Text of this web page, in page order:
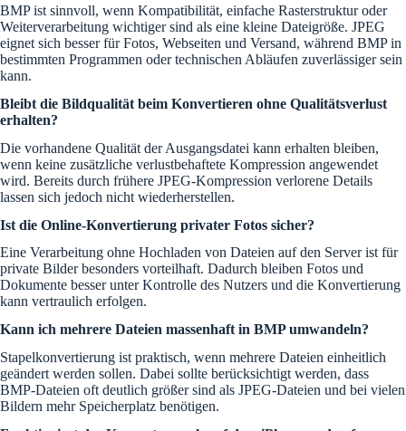
BMP ist sinnvoll, wenn Kompatibilität, einfache Rasterstruktur oder
Weiterverarbeitung wichtiger sind als eine kleine Dateigröße. JPEG
eignet sich besser für Fotos, Webseiten und Versand, während BMP in
bestimmten Programmen oder technischen Abläufen zuverlässiger sein
kann.
Bleibt die Bildqualität beim Konvertieren ohne Qualitätsverlust
erhalten?
Die vorhandene Qualität der Ausgangsdatei kann erhalten bleiben,
wenn keine zusätzliche verlustbehaftete Kompression angewendet
wird. Bereits durch frühere JPEG-Kompression verlorene Details
lassen sich jedoch nicht wiederherstellen.
Ist die Online-Konvertierung privater Fotos sicher?
Eine Verarbeitung ohne Hochladen von Dateien auf den Server ist für
private Bilder besonders vorteilhaft. Dadurch bleiben Fotos und
Dokumente besser unter Kontrolle des Nutzers und die Konvertierung
kann vertraulich erfolgen.
Kann ich mehrere Dateien massenhaft in BMP umwandeln?
Stapelkonvertierung ist praktisch, wenn mehrere Dateien einheitlich
geändert werden sollen. Dabei sollte berücksichtigt werden, dass
BMP-Dateien oft deutlich größer sind als JPEG-Dateien und bei vielen
Bildern mehr Speicherplatz benötigen.